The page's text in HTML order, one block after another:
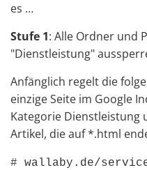
es …
Stufe 1: Alle Ordner und
"Dienstleistung"
Anfänglich regelt die
einzige Seite im Google
Kategorie Dienstleistung
Artikel, die auf *.html
# wallaby.de/